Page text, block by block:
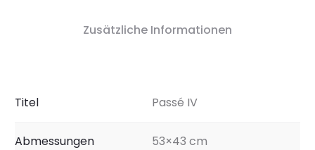
Zusätzliche Informationen
Titel Passé IV
Abmessungen 53×43 cm